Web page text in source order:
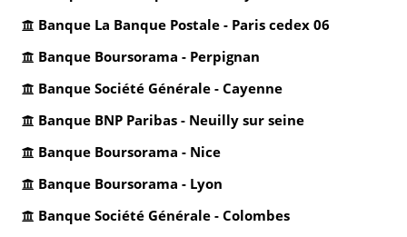
Banque La Banque Postale - Paris cedex 06
Banque Boursorama - Perpignan
Banque Société Générale - Cayenne
Banque BNP Paribas - Neuilly sur seine
Banque Boursorama - Nice
Banque Boursorama - Lyon
Banque Société Générale - Colombes